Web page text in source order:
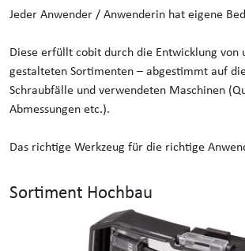
Jeder Anwender / Anwenderin hat eigene
Diese erfüllt cobit durch die Entwicklung von
gestalteten Sortimenten – abgestimmt auf
Schraubfälle und verwendeten Maschinen
Abmessungen etc.).
Das richtige Werkzeug für die richtige
Sortiment Hochbau